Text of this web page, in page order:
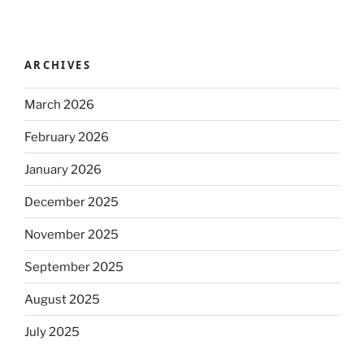
ARCHIVES
March 2026
February 2026
January 2026
December 2025
November 2025
September 2025
August 2025
July 2025